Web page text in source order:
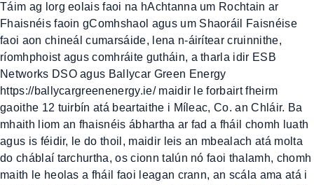
Táim ag lorg eolais faoi na hAchtanna um Rochtain ar
Fhaisnéis faoin gComhshaol agus um Shaoráil Faisnéise
faoi aon chineál cumarsáide, lena n-áirítear cruinnithe,
ríomhphoist agus comhráite gutháin, a tharla idir ESB
Networks DSO agus Ballycar Green Energy
https://ballycargreenenergy.ie/ maidir le forbairt fheirm
gaoithe 12 tuirbín atá beartaithe i Míleac, Co. an Chláir. Ba
mhaith liom an fhaisnéis ábhartha ar fad a fháil chomh luath
agus is féidir, le do thoil, maidir leis an mbealach atá molta
do cháblaí tarchurtha, os cionn talún nó faoi thalamh, chomh
maith le heolas a fháil faoi leagan crann, an scála ama atá i